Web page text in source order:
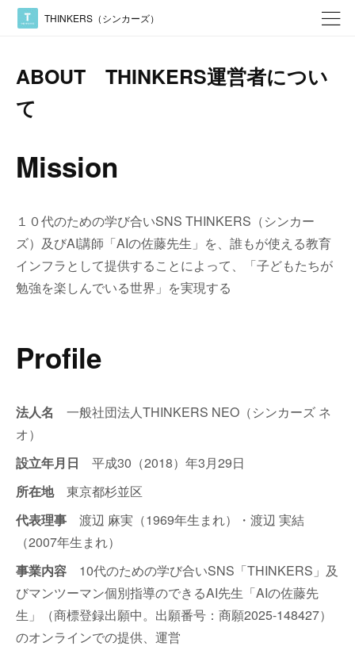
THINKERS（シンカーズ）
ABOUT THINKERS運営者につい
て
Mission
１０代のための学び合いSNS THINKERS（シンカー
ズ）及びAI講師「AIの佐藤先生」を、誰もが使える教育
インフラとして提供することによって、「子どもたちが
勉強を楽しんでいる世界」を実現する
Profile
法人名 一般社団法人THINKERS NEO（シンカーズ ネ
オ）
設立年月日 平成30（2018）年3月29日
所在地東京都杉並区
代表理事 渡辺 麻実（1969年生まれ）・渡辺 実結
（2007年生まれ）
事業内容 10代のための学び合いSNS「THINKERS」及
びマンツーマン個別指導のできるAI先生「AIの佐藤先
生」（商標登録出願中。出願番号：商願2025-148427）
のオンラインでの提供、運営